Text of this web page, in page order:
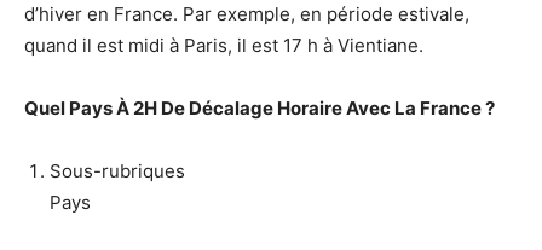
d’hiver en France. Par exemple, en période estivale,
quand il est midi à Paris, il est 17 h à Vientiane.
Quel Pays À 2H De Décalage Horaire Avec La France ?
Sous-rubriques
Pays